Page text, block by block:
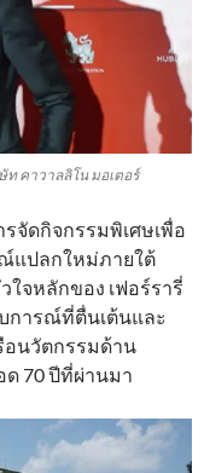
คาวาลลิโน มอเตอร์
จัดกิจกรรมพิเศษเพื่อ
แปลกใหม่ภายใต้
ใจหลักของ เฟอร์รารี่
การณ์ที่ตื่นเต้นและ
อนวัตกรรมด้าน
70 ปีที่ผ่านมา